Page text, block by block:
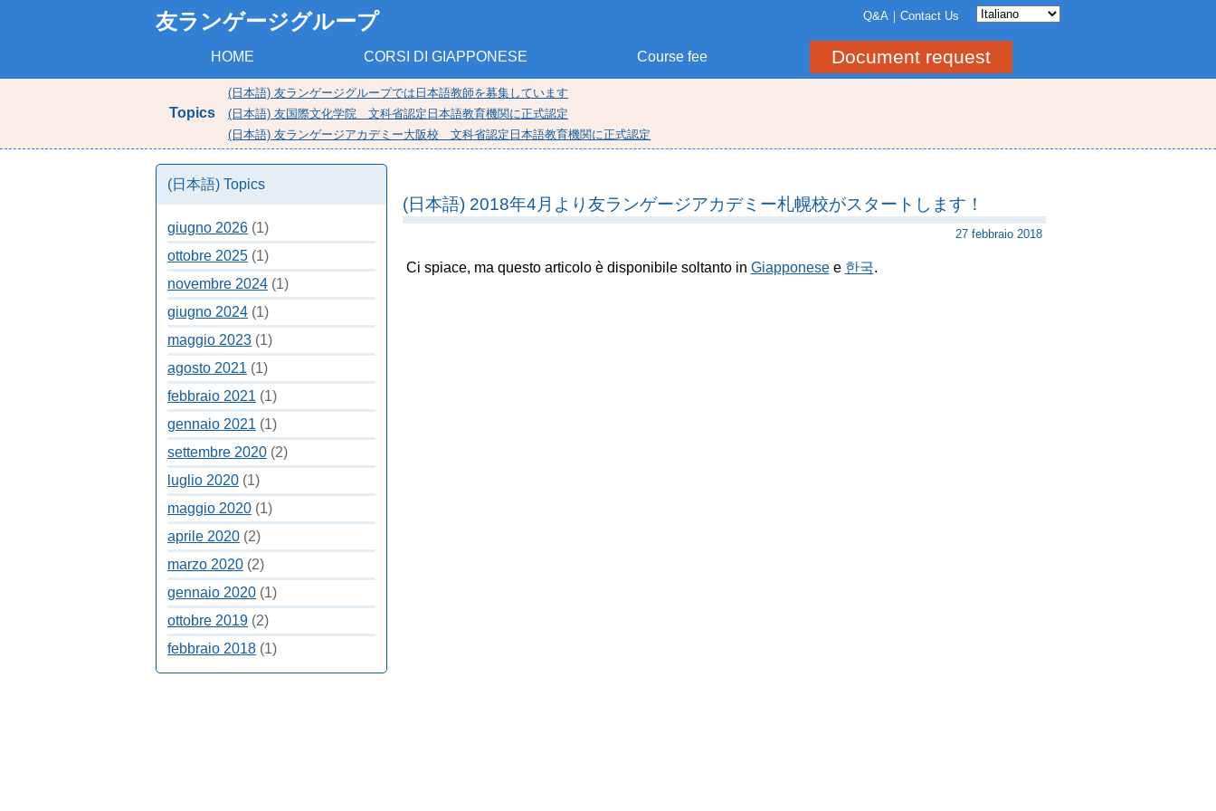
友ランゲージグループ
HOME CORSI DI GIAPPONESE Course fee Document request
Q&A Contact Us
Topics
(日本語) 友ランゲージグループでは日本語教師を募集しています
(日本語) 友国際文化学院 文科省認定日本語教育機関に正式認定
(日本語) 友ランゲージアカデミー大阪校 文科省認定日本語教育機関に正式認定
(日本語) 2018年4月より友ランゲージアカデミー札幌校がスタートします！
27 febbraio 2018
Ci spiace, ma questo articolo è disponibile soltanto in Giapponesee 한국.
(日本語) Topics
giugno 2026 (1)
ottobre 2025 (1)
novembre 2024 (1)
giugno 2024 (1)
maggio 2023 (1)
agosto 2021 (1)
febbraio 2021 (1)
gennaio 2021 (1)
settembre 2020 (2)
luglio 2020 (1)
maggio 2020 (1)
aprile 2020 (2)
marzo 2020 (2)
gennaio 2020 (1)
ottobre 2019 (2)
febbraio 2018 (1)